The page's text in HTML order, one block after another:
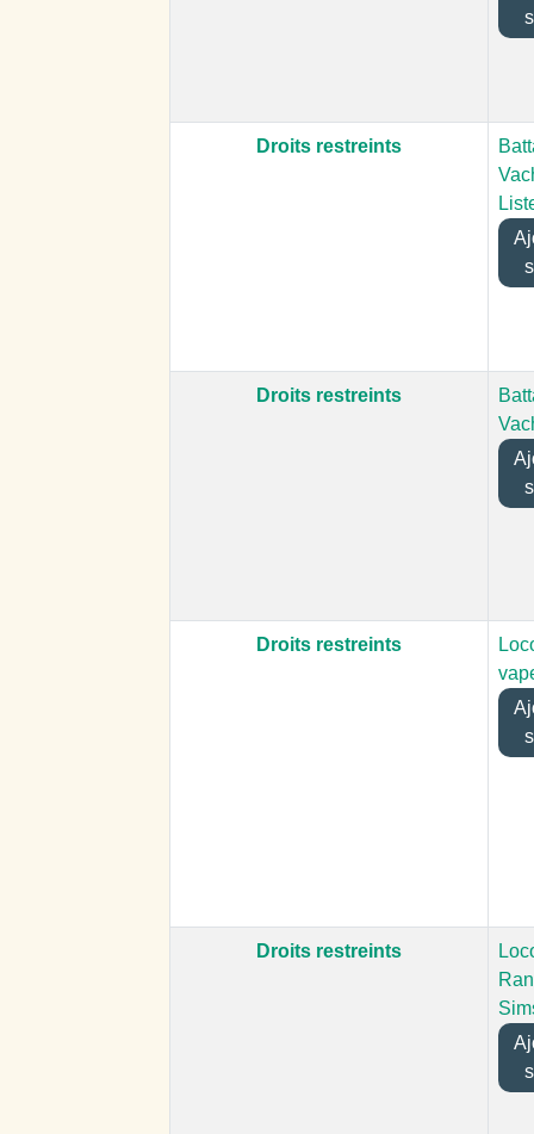
Droits restreints
Droits restreints
Droits restreints
Droits restreints